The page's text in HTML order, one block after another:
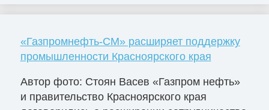
«Газпромнефть-СМ» расширяет поддержку
промышленности Красноярского края
Автор фото: Стоян Васев «Газпром нефть»
и правительство Красноярского края